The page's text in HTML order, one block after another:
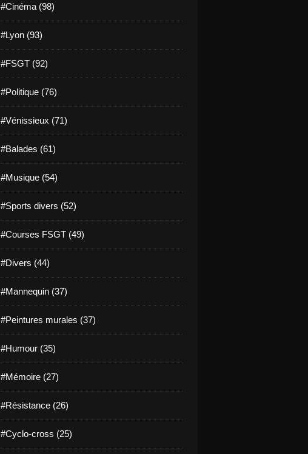
#Cinéma (98)
#Lyon (93)
#FSGT (92)
#Politique (76)
#Vénissieux (71)
#Balades (61)
#Musique (54)
#Sports divers (52)
#Courses FSGT (49)
#Divers (44)
#Mannequin (37)
#Peintures murales (37)
#Humour (35)
#Mémoire (27)
#Résistance (26)
#Cyclo-cross (25)